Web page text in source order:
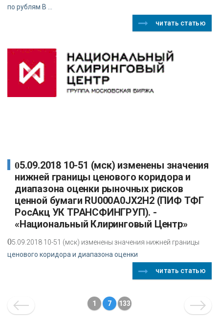
по рублям В ...
читать статью
05.09.2018 10-51 (мск) изменены значения
нижней границы ценового коридора и
диапазона оценки рыночных рисков
ценной бумаги RU000A0JX2H2 (ПИФ ТФГ
РосАкц УК ТРАНСФИНГРУП). -
«Национальный Клиринговый Центр»
05.09.2018 10-51 (мск) изменены значения нижней границы
ценового коридора и диапазона оценки
читать статью
1 7 133